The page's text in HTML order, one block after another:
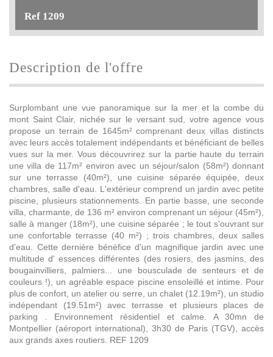
Ref 1209
description de l'offre
Surplombant une vue panoramique sur la mer et la combe du
mont Saint Clair, nichée sur le versant sud, votre agence vous
propose un terrain de 1645m² comprenant deux villas distincts
avec leurs accès totalement indépendants et bénéficiant de belles
vues sur la mer. Vous découvrirez sur la partie haute du terrain
une villa de 117m² environ avec un séjour/salon (58m²) donnant
sur une terrasse (40m²), une cuisine séparée équipée, deux
chambres, salle d'eau. L'extérieur comprend un jardin avec petite
piscine, plusieurs stationnements. En partie basse, une seconde
villa, charmante, de 136 m² environ comprenant un séjour (45m²),
salle à manger (18m²), une cuisine séparée ; le tout s'ouvrant sur
une confortable terrasse (40 m²) ; trois chambres, deux salles
d'eau. Cette dernière bénéfice d'un magnifique jardin avec une
multitude d' essences différentes (des rosiers, des jasmins, des
bougainvilliers, palmiers... une bousculade de senteurs et de
couleurs !), un agréable espace piscine ensoleillé et intime. Pour
plus de confort, un atelier ou serre, un chalet (12.19m²), un studio
indépendant (19.51m²) avec terrasse et plusieurs places de
parking . Environnement résidentiel et calme. A 30mn de
Montpellier (aéroport international), 3h30 de Paris (TGV), accès
aux grands axes routiers. REF 1209